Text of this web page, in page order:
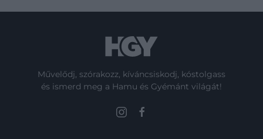
Művelődj, szórakozz, kíváncsiskodj, kóstolgass
és ismerd meg a Hamu és Gyémánt világát!